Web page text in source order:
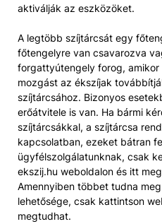
aktiválják az eszközöket.
A legtöbb szíjtárcsát egy
főtengelyre van csavarozva
forgattyútengely forog, amikor
mozgást az ékszíjak
szíjtárcsához. Bizonyos
erőátvitele is van. Ha bármi
szíjtárcsákkal, a szíjtárcsa
kapcsolatban, ezeket bátran
ügyfélszolgálatunknak, csak
ekszij.hu weboldalon és itt
Amennyiben többet tudna
lehetősége, csak kattintson
megtudhat.